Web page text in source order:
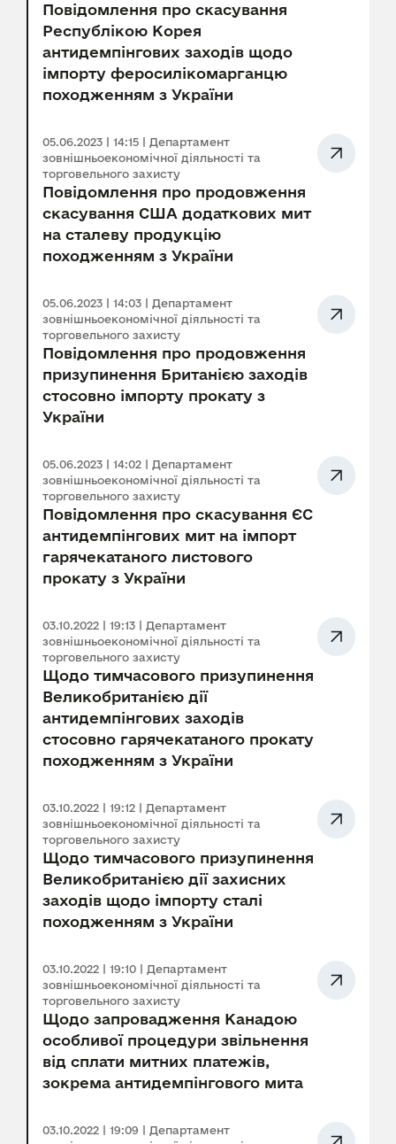
Повідомлення про скасування
Республікою Корея
антидемпінгових заходів щодо
імпорту феросилікомарганцю
походженням з України
05.06.2023 | 14:15 | Департамент
зовнішньоекономічної діяльності та
торговельного захисту
Повідомлення про продовження
скасування США додаткових мит
на сталеву продукцію
походженням з України
05.06.2023 | 14:03 | Департамент
зовнішньоекономічної діяльності та
торговельного захисту
Повідомлення про продовження
призупинення Британією заходів
стосовно імпорту прокату з
України
05.06.2023 | 14:02 | Департамент
зовнішньоекономічної діяльності та
торговельного захисту
Повідомлення про скасування ЄС
антидемпінгових мит на імпорт
гарячекатаного листового
прокату з України
03.10.2022 | 19:13 | Департамент
зовнішньоекономічної діяльності та
торговельного захисту
Щодо тимчасового призупинення
Великобританією дії
антидемпінгових заходів
стосовно гарячекатаного прокату
походженням з України
03.10.2022 | 19:12 | Департамент
зовнішньоекономічної діяльності та
торговельного захисту
Щодо тимчасового призупинення
Великобританією дії захисних
заходів щодо імпорту сталі
походженням з України
03.10.2022 | 19:10 | Департамент
зовнішньоекономічної діяльності та
торговельного захисту
Щодо запровадження Канадою
особливої процедури звільнення
від сплати митних платежів,
зокрема антидемпінгового мита
03.10.2022 | 19:09 | Департамент